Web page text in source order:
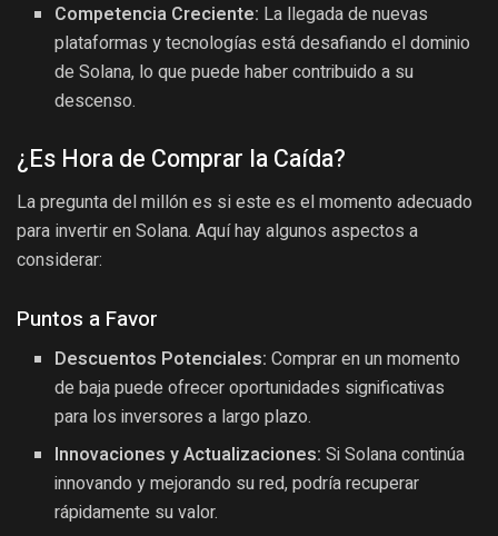
Competencia Creciente: La llegada de nuevas
plataformas y tecnologías está desafiando el dominio
de Solana, lo que puede haber contribuido a su
descenso.
¿Es Hora de Comprar la Caída?
La pregunta del millón es si este es el momento adecuado
para invertir en Solana. Aquí hay algunos aspectos a
considerar:
Puntos a Favor
Descuentos Potenciales: Comprar en un momento
de baja puede ofrecer oportunidades significativas
para los inversores a largo plazo.
Innovaciones y Actualizaciones: Si Solana continúa
innovando y mejorando su red, podría recuperar
rápidamente su valor.